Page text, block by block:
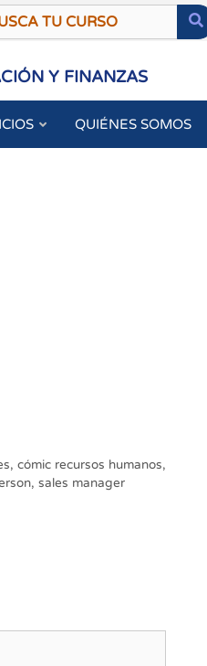
Y FINANZAS
QUIÉNES SOMOS
,cómic recursos humanos,
, sales manager